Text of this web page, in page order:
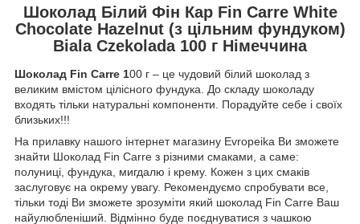
Шоколад Білий Фін Кар Fin Carre White
Chocolate Hazelnut (з цільним фундуком)
Biala Czekolada 100 г Німеччина
Шоколад Fin Carre 100 г – це чудовий білий шоколад з
великим вмістом цілісного фундука. До складу шоколаду
входять тільки натуральні компоненти. Порадуйте себе і своїх
близьких!!!
На прилавку нашого інтернет магазину Evropeika Ви зможете
знайти Шоколад Fin Carre з різними смаками, а саме:
полуниці, фундука, мигдалю і крему. Кожен з цих смаків
заслуговує на окрему увагу. Рекомендуємо спробувати все,
тільки тоді Ви зможете зрозуміти який шоколад Fin Carre Ваш
найулюбленіший. Відмінно буде поєднуватися з чашкою